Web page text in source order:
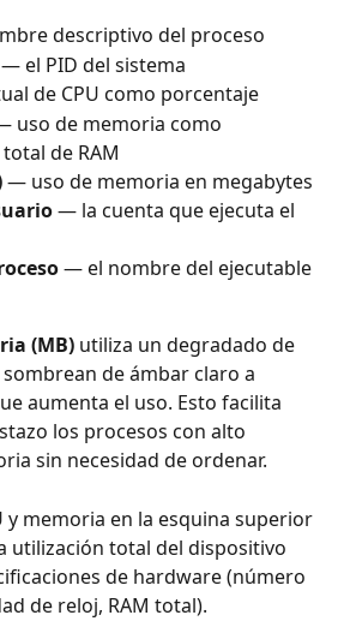
descriptivo del proceso
— el PID del sistema
de CPU como porcentaje
uso de memoria como
de RAM
— uso de memoria en megabytes
— la cuenta que ejecuta el
— el nombre del ejecutable
(MB) utiliza un degradado de
de ámbar claro a
aumenta el uso. Esto facilita
los procesos con alto
sin necesidad de ordenar.
y memoria en la esquina superior
utilización total del dispositivo
de hardware (número
de reloj, RAM total).